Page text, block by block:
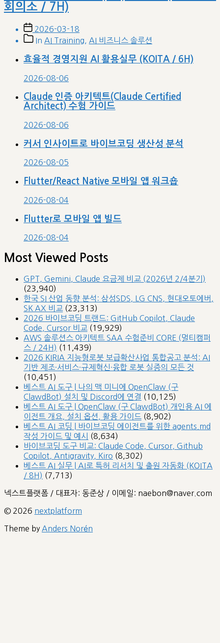
회의소 / 7H)
Post
date
2026-03-18
PostIn AI Training AI 비즈니스 솔루션
효율적 경영지원 AI 활용실무 (KOITA / 6H)
2026-08-06
Claude 인증 아키텍트(Claude Certified
Architect) 수험 가이드
2026-08-06
커서 인사이트로 바이브코딩 생산성 분석
2026-08-05
Flutter/React Native 모바일 앱 워크숍
2026-08-04
Flutter로 모바일 앱 빌드
2026-08-04
Most Viewed Posts
GPT, Gemini, Claude 요금제 비교 (2026년 2/4분기)
(23,940)
한국 SI 산업 동향 분석: 삼성SDS, LG CNS, 현대오토에버,
SK AX 비교 (23,313)
2026 바이브코딩 트랜드: GitHub Copilot, Claude
Code, Cursor 비교 (19,929)
AWS 솔루션스 아키텍트 SAA 수험준비 CORE (멀티캠퍼
스 / 24H) (11,439)
2026 KIRIA 지능형로봇 보급확산사업 통합공고 분석: AI
기반 제조·서비스·규제혁신·융합 로봇 실증의 모든 것
(10,451)
베스트 AI 도구 | 나의 맥 미니에 OpenClaw (구
ClawdBot) 설치 및 Discord에 연결 (10,125)
베스트 AI 도구 | OpenClaw (구 ClawdBot) 개인용 AI 에
이전트 개요, 설치 옵션, 활용 가이드 (8,902)
베스트 AI 코딩 | 바이브코딩 에이전트를 위한 agents.md
작성 가이드 및 예시
(8,634)
바이브코딩 도구 비교: Claude Code, Cursor, Github
Copilot, Antigravity, Kiro (8,302)
베스트 AI 실무 | AI로 특허 리서치 및 출원 자동화 (KOITA
/ 8H) (7,713)
넥스트플랫폼 / 대표자: 동준상 / 이메일: naebon@naver.com
© 2026 nextplatform
Theme by Anders Norén